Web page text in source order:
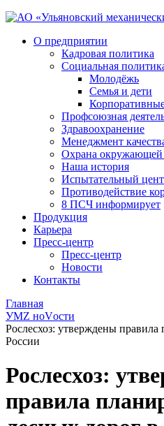
О предприятии
Кадровая политика
Социальная
Молодёжь
Семья и дети
Профсоюзная
Здравоохранение
Менеджмент
Охрана окружающей
Наша история
Испытательный
Противодействие
8 ПСЧ информирует
Продукция
Карьера
Пресс-центр
Пресс-центр
Новости
Контакты
Главная
УМZ ноVости
Рослесхоз: утверждены
России
Рослесхоз:
правила